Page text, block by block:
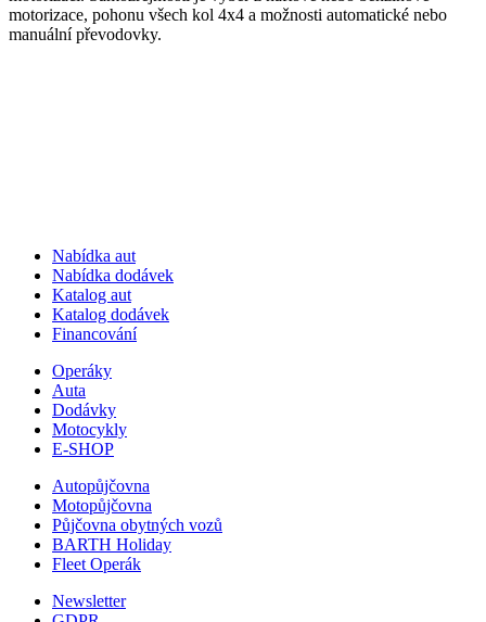
motorizace, pohonu všech kol 4x4 a možnosti automatické nebo
manuální převodovky.
Nabídka aut
Nabídka dodávek
Katalog aut
Katalog dodávek
Financování
Operáky
Auta
Dodávky
Motocykly
E-SHOP
Autopůjčovna
Motopůjčovna
Půjčovna obytných vozů
BARTH Holiday
Fleet Operák
Newsletter